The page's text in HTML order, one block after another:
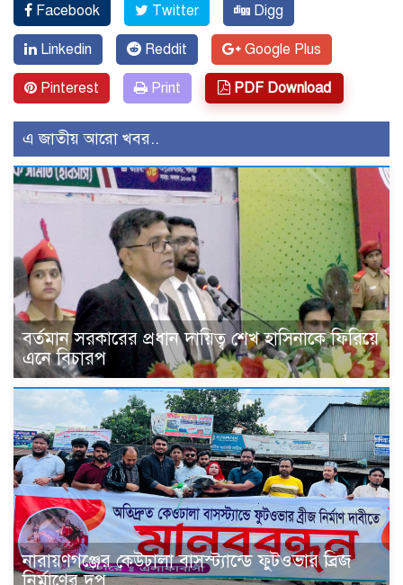
Facebook Twitter Digg
Linkedin Reddit Google Plus
Pinterest Print PDF Download
এ জাতীয় আরো খবর..
বর্তমান সরকারের প্রধান দায়িত্ব শেখ হাসিনাকে ফিরিয়ে
এনে বিচারপ
নারায়ণগঞ্জের কেউঢালা বাসস্ট্যান্ডে ফুটওভার ব্রিজ